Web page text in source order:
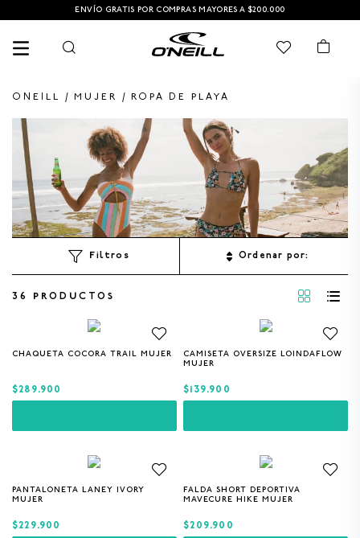
ENVÍO GRATIS POR COMPRAS MAYORES A $200.000
MUJER ROPA DE PLAYA
Ordenar por
36 PRODUCTOS
CHAQUETA COCORA TRAIL MUJER
M L
$289.900
CAMISETA OVERSIZE LOINDAFLOW
MUJER
XS M L
$139.900
PANTALONETA LANEY IVORY
MUJER
XS M L
$229.900
FALDA SHORT DEPORTIVA
MAVECURE HIKE MUJER
XS S M L
$209.900
TÉRMINOS MÁS BUSCADOS
PANTALONETAS HOMBRE
2. PANTALONETA
3. SANDALIAS
SANDALIAS HOMBRE
9. GORRAS